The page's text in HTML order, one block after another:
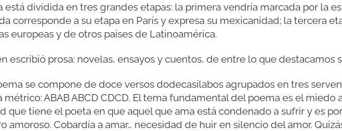
está dividida en tres grandes etapas: la primera vendría marcada por la
corresponde a su etapa en París y expresa su mexicanidad; la tercera
europeas y de otros países de Latinoamérica.
escribió prosa: novelas, ensayos y cuentos, de entre lo que destacamos
se compone de doce versos dodecasílabos agrupados en tres
métrico: ABAB ABCD CDCD. El tema fundamental del poema es el miedo
que tiene el poeta en que aquel que ama está condenado a sufrir y es
amoroso. Cobardía a amar… necesidad de huir en silencio del amor.